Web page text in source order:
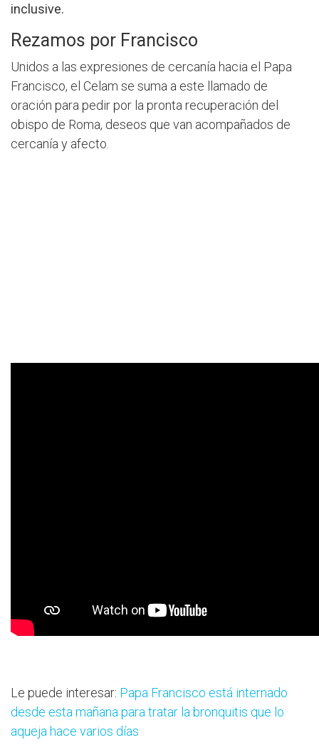
inclusive.
Rezamos por Francisco
Unidos a las expresiones de cercanía hacia el Papa
Francisco, el Celam se suma a este llamado de
oración para pedir por la pronta recuperación del
obispo de Roma, deseos que van acompañados de
cercanía y afecto.
Le puede interesar: Papa Francisco está internado
desde esta mañana para tratar la bronquitis que lo
aqueja hace varios días